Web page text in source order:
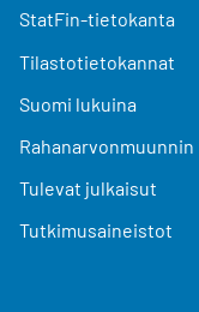
StatFin-tietokanta
Tilastotietokannat
Suomi lukuina
Rahanarvonmuunnin
Tulevat julkaisut
Tutkimusaineistot